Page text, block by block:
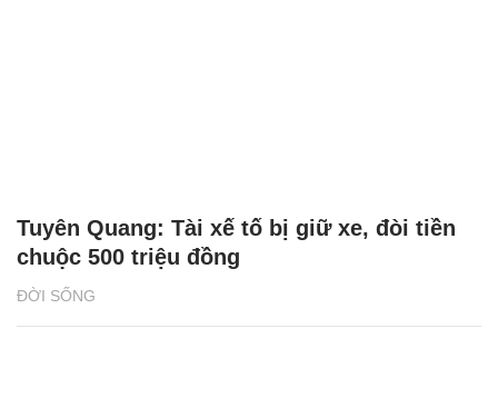
ĐỜI SỐNG
Tuyên Quang: Tài xế tố bị giữ xe, đòi tiền
chuộc 500 triệu đồng